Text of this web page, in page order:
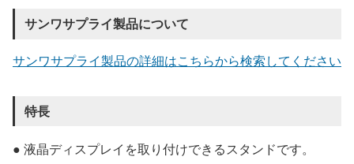
サンワサプライ製品について
サンワサプライ製品の詳細はこちらから検索してください
特長
● 液晶ディスプレイを取り付けできるスタンドです。